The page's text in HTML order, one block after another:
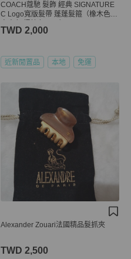
COACH蔻馳 髮飾 經典 SIGNATURE
C Logo寬版髮帶 蓬蓬髮箍（橡木色
TWD 2,000
近新閒置品 本地 免運
Alexander Zouari法國精品髮抓夾
TWD 2,500